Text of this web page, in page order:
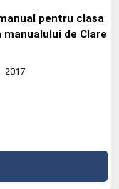
pentru clasa
de Clare
- 2017